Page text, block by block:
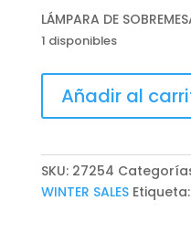
LÁMPARA DE
1 disponibles
SOBREMESA
cantidad
Añadir al
SKU: 27254
WINTER SALES Etiqueta: